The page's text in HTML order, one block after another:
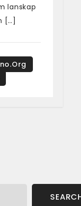
lanskap
[…]